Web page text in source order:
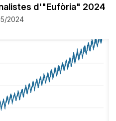
d'"Eufòria" 2024
2024